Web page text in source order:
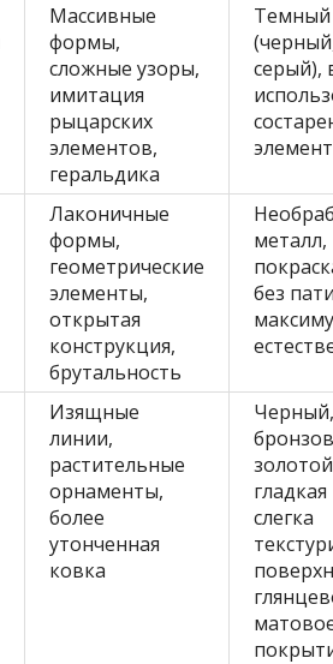
Массивные
формы,
сложные узоры,
имитация
рыцарских
элементов,
геральдика
Темный
серый),
Лаконичные
формы,
геометрические
элементы,
открытая
конструкция,
брутальность
металл,
без
Изящные
линии,
растительные
орнаменты,
более
утонченная
ковка
слегка